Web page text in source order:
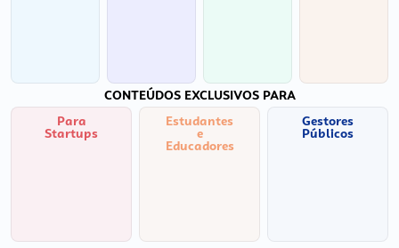
CONTEÚDOS EXCLUSIVOS PARA
Para
Startups
Estudantes
e
Educadores
Gestores
Públicos